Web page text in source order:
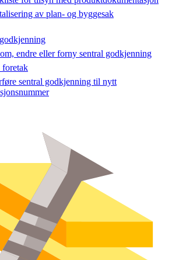
av plan- og byggesak
endre eller forny sentral godkjenning
foretak
sentral godkjenning til nytt